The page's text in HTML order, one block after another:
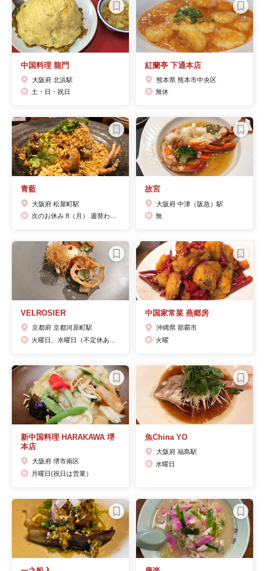
中国料理 龍門
大阪府 北浜駅
土・日・祝日
紅蘭亭 下通本店
熊本県 熊本市中央区
無休
青藍
大阪府 松屋町駅
故宮
大阪府 中津（阪急）駅
無
VELROSIER
京都府 京都河原町駅
中国家常菜 燕郷房
沖縄県 那覇市
火曜
新中国料理 HARAKAWA 堺
本店
大阪府 堺市南区
月曜日(祝日は営業）
魚China YO
大阪府 福島駅
水曜日